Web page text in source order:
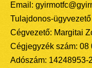
Email:
Tulajdonos-
Cégvezető: Margitai
Cégjegyzék szám: 08
Adószám: 14248953-